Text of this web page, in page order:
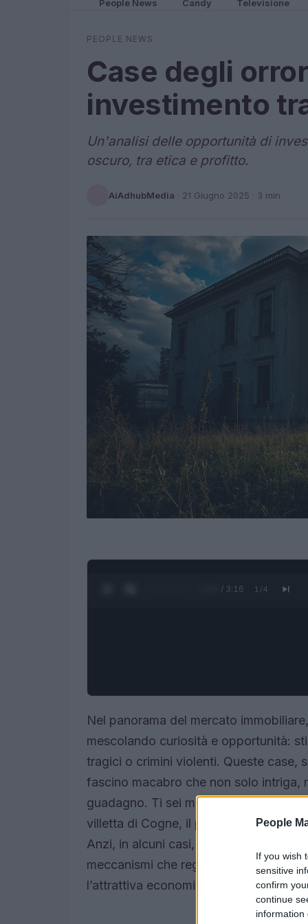
People
If you wish
sensitive
confirm
continue
information
People News Candy Televisione
PEOPLE NEWS
Case degli
investimento
Un'analisi delle opportunità di
oscuro, tra etica e profitto.
AiAdhubMedia · 21 Giugno 2025 · 3 min
0:27 / 3:16 1 /4
Nel panorama del mercato
mescolando curiosità e opportunità:
tragici o crimini violenti. Queste case,
fascino macabro che non solo intriga,
guadagno. Ti sei mai chiesto come
villetta di Cogne, il passato di queste
Anzi, in alcuni casi, sembra addirittura
meccanismi che regolano questo
l’attrattiva economica con il rispetto